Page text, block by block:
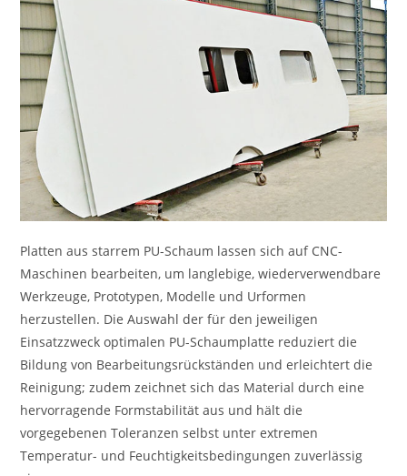
Platten aus starrem PU-Schaum lassen sich auf CNC-
Maschinen bearbeiten, um langlebige, wiederverwendbare
Werkzeuge, Prototypen, Modelle und Urformen
herzustellen. Die Auswahl der für den jeweiligen
Einsatzzweck optimalen PU-Schaumplatte reduziert die
Bildung von Bearbeitungsrückständen und erleichtert die
Reinigung; zudem zeichnet sich das Material durch eine
hervorragende Formstabilität aus und hält die
vorgegebenen Toleranzen selbst unter extremen
Temperatur- und Feuchtigkeitsbedingungen zuverlässig